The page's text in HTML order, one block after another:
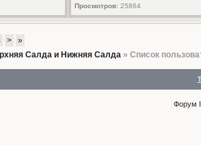
Просмотров:25864
>
»
Салда и Нижняя Салда» Список
Форум